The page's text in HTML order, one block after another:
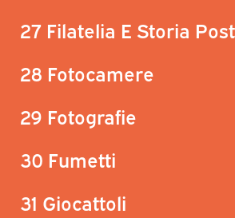
27 Filatelia E Storia
28 Fotocamere
29 Fotografie
30 Fumetti
31 Giocattoli